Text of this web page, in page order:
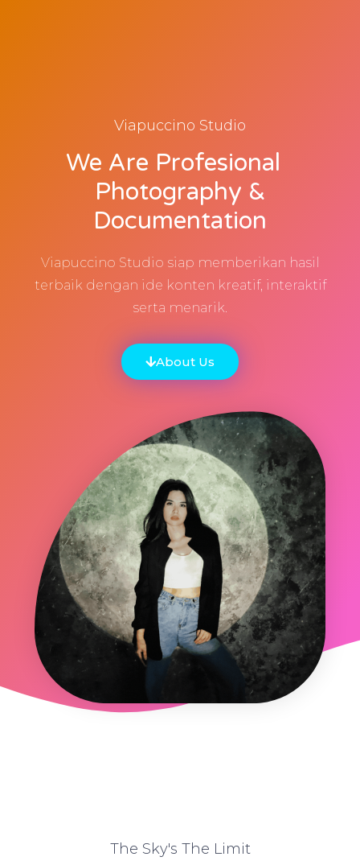
Viapuccino Studio
We Are Profesional
Photography &
Documentation
Viapuccino Studio siap memberikan hasil
terbaik dengan ide konten kreatif, interaktif
serta menarik.
About Us
The Sky's The Limit